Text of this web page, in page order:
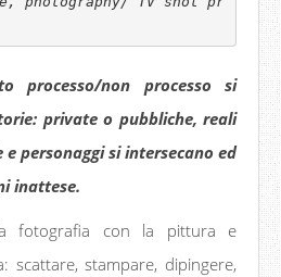
processo/non processo si
private o pubbliche, reali
personaggi si intersecano ed
inattese.
fotografia con la pittura e
scattare, stampare, dipingere,